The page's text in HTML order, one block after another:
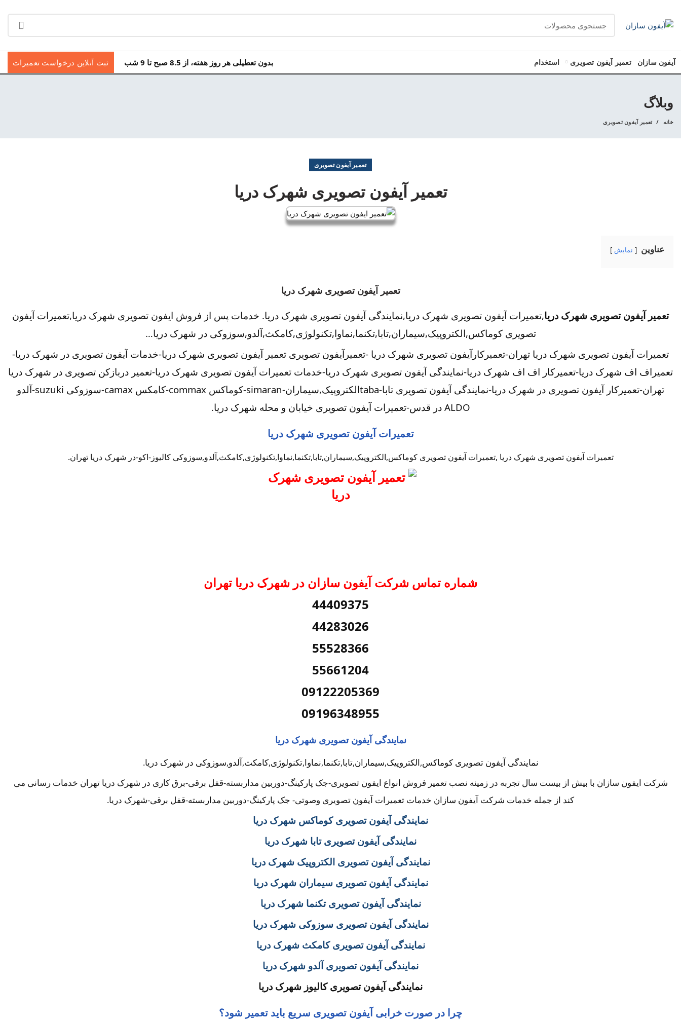
آیفون سازان تعمیر آیفون تصویری استخدام بدون تعطیلی هر روز هفته، از 8.5 صبح تا 9 شب ثبت آنلاین درخواست تعمیرات
وبلاگ
خانه تعمیر آیفون تصویری
تعمیر آیفون تصویری
تعمیر آیفون تصویری شهرک دریا
عناوین نمایش
تعمیر آیفون تصویری شهرک دریا
تعمیر آیفون تصویری شهرک دریا,تعمیرات آیفون تصویری شهرک دریا,نمایندگی آیفون تصویری شهرک دریا. خدمات پس از فروش ایفون تصویری شهرک دریا,تعمیرات آیفون
تصویری کوماکس,الکتروپیک,سیماران,تابا,تکنما,نماوا,تکنولوژی,کامکث,آلدو,سوزوکی در شهرک دریا…
تعمیرات آیفون تصویری شهرک دریا تهران-تعمیرکارآیفون تصویری شهرک دریا -تعمیرآیفون تصویری تعمیر آیفون تصویری شهرک دریا-خدمات آیفون تصویری در شهرک دریا-
تعمیراف اف شهرک دریا-تعمیرکار اف اف شهرک دریا-نمایندگی آیفون تصویری شهرک دریا-خدمات تعمیرات آیفون تصویری شهرک دریا-تعمیر دربازکن تصویری در شهرک دریا
تهران-تعمیرکار آیفون تصویری در شهرک دریا-نمایندگی آیفون تصویری تابا-tabaالکتروپیک,سیماران-simaran-کوماکس commax-کامکس camax-سوزوکی suzuki-آلدو
ALDO در قدس-تعمیرات آیفون تصویری خیابان و محله شهرک دریا.
تعمیرات آیفون تصویری شهرک دریا
تعمیرات آیفون تصویری شهرک دریا ,تعمیرات آیفون تصویری کوماکس,الکتروپیک,سیماران,تابا,تکنما,نماوا,تکنولوژی,کامکث,آلدو,سوزوکی کالیوز-اکو-در شهرک دریا تهران.
شماره تماس شرکت آیفون سازان در شهرک دریا تهران
44409375
44283026
55528366
55661204
09122205369
09196348955
نمایندگی آیفون تصویری شهرک دریا
نمایندگی آیفون تصویری کوماکس,الکتروپیک,سیماران,تابا,تکنما,نماوا,تکنولوژی,کامکث,آلدو,سوزوکی در شهرک دریا.
شرکت ایفون سازان با بیش از بیست سال تجربه در زمینه نصب تعمیر فروش انواع ایفون تصویری-جک پارکینگ-دوربین مداربسته-قفل برقی-برق کاری در شهرک دریا تهران خدمات رسانی می
کند از جمله خدمات شرکت آیفون سازان خدمات تعمیرات آیفون تصویری وصوتی- جک پارکینگ-دوربین مداربسته-قفل برقی-شهرک دریا.
نمایندگی آیفون تصویری کوماکس شهرک دریا
نمایندگی آیفون تصویری تابا شهرک دریا
نمایندگی آیفون تصویری الکتروپیک شهرک دریا
نمایندگی آیفون تصویری سیماران شهرک دریا
نمایندگی آیفون تصویری تکنما شهرک دریا
نمایندگی آیفون تصویری سوزوکی شهرک دریا
نمایندگی آیفون تصویری کامکث شهرک دریا
نمایندگی آیفون تصویری آلدو شهرک دریا
نمایندگی آیفون تصویری کالیوز شهرک دریا
چرا در صورت خرابی آیفون تصویری سریع باید تعمیر شود؟